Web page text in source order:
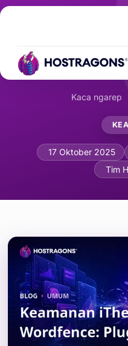
Kaca ngarep
iThemes17 Oktober 2025
Tim